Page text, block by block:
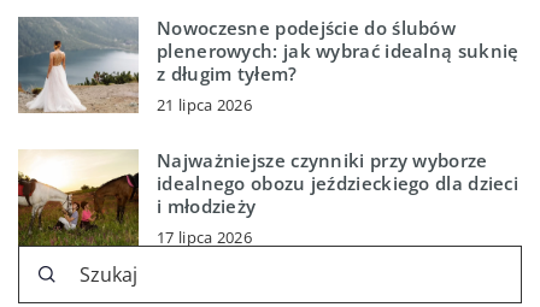
Nowoczesne podejście do ślubów
plenerowych: jak wybrać idealną suknię
z długim tyłem?
21 lipca 2026
Najważniejsze czynniki przy wyborze
idealnego obozu jeździeckiego dla dzieci
i młodzieży
17 lipca 2026